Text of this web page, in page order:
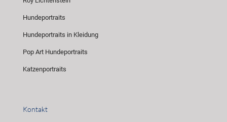
Hundeportraits
Hundeportraits in Kleidung
Pop Art Hundeportraits
Katzenportraits
Kontakt